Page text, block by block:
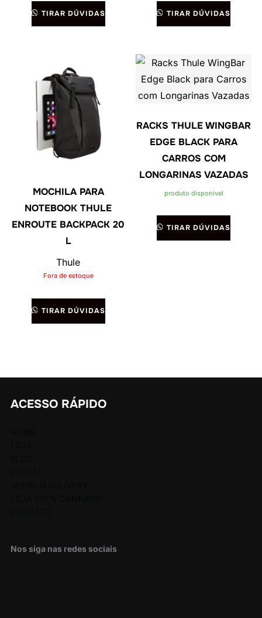
TIRAR DÚVIDAS TIRAR DÚVIDAS
MOCHILA PARA
NOTEBOOK THULE
ENROUTE BACKPACK 20
L
Thule
Fora de estoque
TIRAR DÚVIDAS
RACKS THULE WINGBAR
EDGE BLACK PARA
CARROS COM
LONGARINAS VAZADAS
produto disponível
TIRAR DÚVIDAS
ACESSO RÁPIDO
Nos siga nas redes sociais